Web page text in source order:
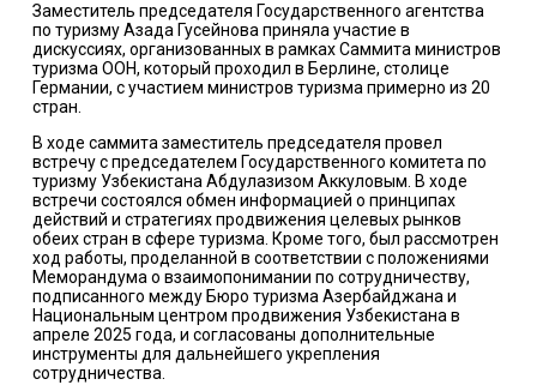
Заместитель председателя Государственного агентства
по туризму Азада Гусейнова приняла участие в
дискуссиях, организованных в рамках Саммита министров
туризма ООН, который проходил в Берлине, столице
Германии, с участием министров туризма примерно из 20
стран.
В ходе саммита заместитель председателя провел
встречу с председателем Государственного комитета по
туризму Узбекистана Абдулазизом Аккуловым. В ходе
встречи состоялся обмен информацией о принципах
действий и стратегиях продвижения целевых рынков
обеих стран в сфере туризма. Кроме того, был рассмотрен
ход работы, проделанной в соответствии с положениями
Меморандума о взаимопонимании по сотрудничеству,
подписанного между Бюро туризма Азербайджана и
Национальным центром продвижения Узбекистана в
апреле 2025 года, и согласованы дополнительные
инструменты для дальнейшего укрепления
сотрудничества.